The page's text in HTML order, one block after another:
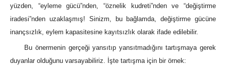
yüzden, “eyleme gücü”nden, “öznelik kudreti”nden ve “değiştirme
iradesi”nden uzaklaşmış! Sinizm, bu bağlamda, değiştirme gücüne
inançsızlık, eylem kapasitesine kayıtsızlık olarak ifade edilebilir.
Bu önermenin gerçeği yansıtıp yansıtmadığını tartışmaya gerek
duyanlar olduğunu varsayabiliriz. İşte tartışma için bir örnek: